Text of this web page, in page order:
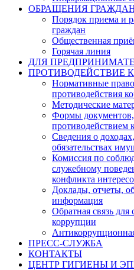
ОБРАЩЕНИЯ
Порядок приема и
граждан
Общественная
Горячая линия
ДЛЯ
ПРОТИВОДЕЙСТВИЕ
Нормативные
противодействия
Методические
Формы документов,
противодействием
Сведения о
обязательствах
Комиссия по
служебному
конфликта
Доклады, отчеты,
информация
Обратная связь
коррупции
ПРЕСС-СЛУЖБА
КОНТАКТЫ
ЦЕНТР ГИГИЕНЫ И